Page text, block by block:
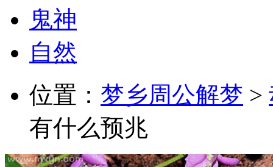
鬼神
自然
位置： 梦乡周公解梦 >
有什么预兆